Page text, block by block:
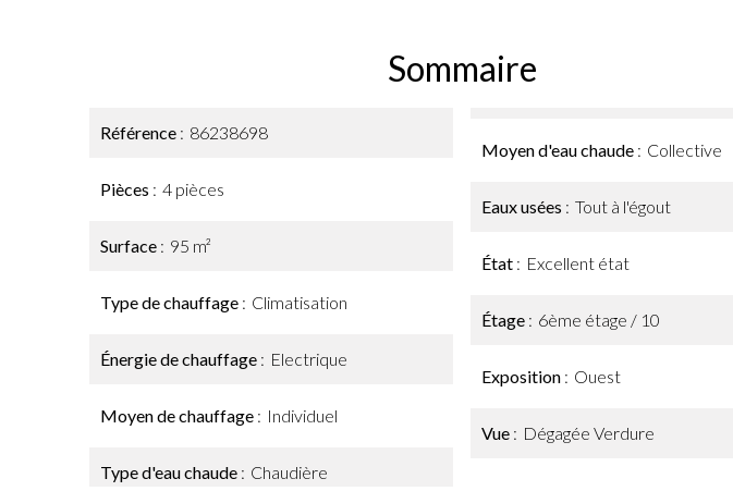
Sommaire
Référence 86238698
Pièces 4 pièces
Surface 95 m²
Type de chauffage Climatisation
Énergie de chauffage Electrique
Moyen de chauffage Individuel
Type d'eau chaude Chaudière
Moyen d'eau chaude Collective
Eaux usées Tout à l'égout
État Excellent état
Étage 6ème étage / 10
Exposition Ouest
Vue Dégagée Verdure